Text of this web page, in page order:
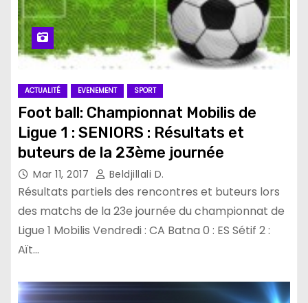
ACTUALITÉ EVENEMENT SPORT
Foot ball: Championnat Mobilis de
Ligue 1 : SENIORS : Résultats et
buteurs de la 23ème journée
Mar 11, 2017 Beldjillali D.
Résultats partiels des rencontres et buteurs lors
des matchs de la 23e journée du championnat de
Ligue 1 Mobilis Vendredi : CA Batna 0 : ES Sétif 2 :
Aït…